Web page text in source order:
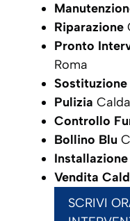
Riparazione
Pronto
Roma
Sostituzione
Pulizia
Controllo
Bollino Blu
Installazione
Vendita
SCRIVI